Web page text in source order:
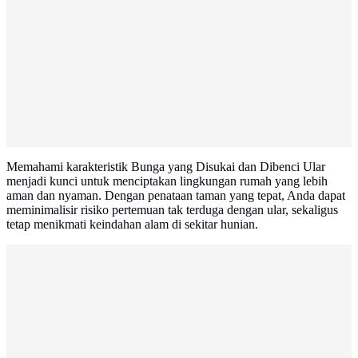
Memahami karakteristik Bunga yang Disukai dan Dibenci Ular
menjadi kunci untuk menciptakan lingkungan rumah yang lebih
aman dan nyaman. Dengan penataan taman yang tepat, Anda dapat
meminimalisir risiko pertemuan tak terduga dengan ular, sekaligus
tetap menikmati keindahan alam di sekitar hunian.